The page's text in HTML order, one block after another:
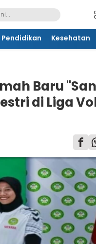
Pendidikan Kesehatan
Baru
di Liga